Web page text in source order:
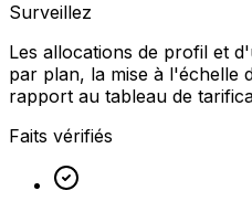
Surveillez
Les allocations de profil et
par plan, la mise à l'échelle
rapport au tableau de
Faits vérifiés